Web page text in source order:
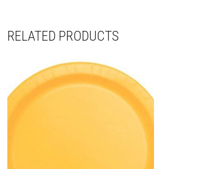
RELATED PRODUCTS